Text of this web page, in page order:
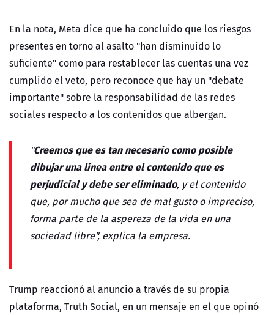
En la nota, Meta dice que ha concluido que los riesgos
presentes en torno al asalto "han disminuido lo
suficiente" como para restablecer las cuentas una vez
cumplido el veto, pero reconoce que hay un "debate
importante" sobre la responsabilidad de las redes
sociales respecto a los contenidos que albergan.
"Creemos que es tan necesario como posible
dibujar una línea entre el contenido que es
perjudicial y debe ser eliminado, y el contenido
que, por mucho que sea de mal gusto o impreciso,
forma parte de la aspereza de la vida en una
sociedad libre", explica la empresa.
Trump reaccionó al anuncio a través de su propia
plataforma, Truth Social, en un mensaje en el que opinó